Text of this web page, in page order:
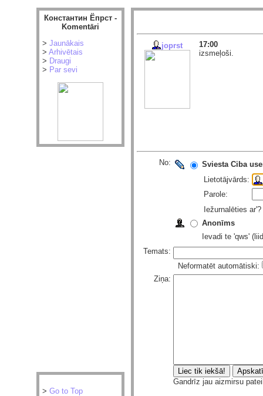
Константин Ёпрст -
Komentāri
> Jaunākais
> Arhivētais
> Draugi
> Par sevi
joprst
17:00
izsmeļoši.
No:
Sviesta Ciba
Lietotājvārds:
Parole:
Iežurnalēties ar'?
Anonīms
Ievadi te 'qws'
Temats:
Neformatēt automātiski:
Ziņa:
Gandrīz jau aizmirsu
> Go to Top